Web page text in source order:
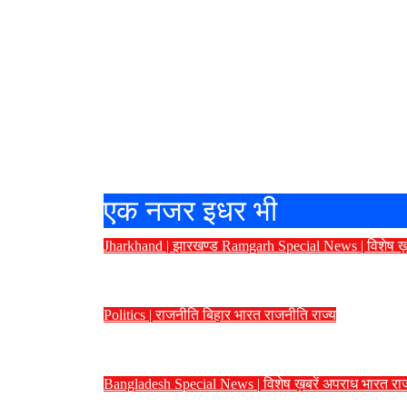
एक नजर इधर भी
Jharkhand | झारखण्ड Ramgarh Special News | विशेष
Politics | राजनीतिबिहार भारतराजनीतिराज्य
Bangladesh Special News | विशेष ख़बरें अपराधभारत